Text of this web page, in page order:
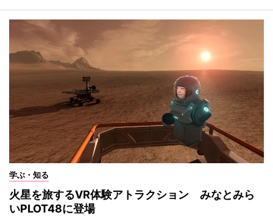
学ぶ・知る
火星を旅するVR体験アトラクション みなとみら
いPLOT48に登場